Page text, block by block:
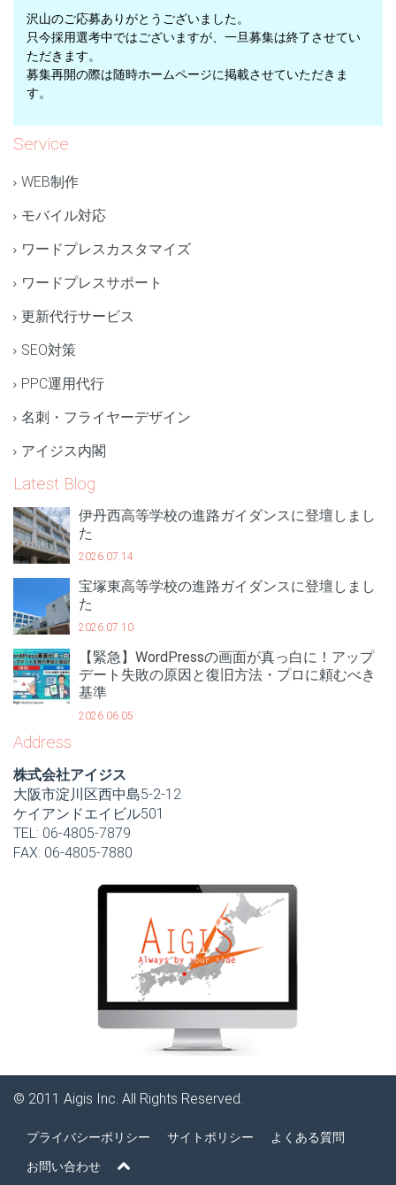
沢山のご応募ありがとうございました。
只今採用選考中ではございますが、一旦募集は終了させてい
ただきます。
募集再開の際は随時ホームページに掲載させていただきま
す。
Service
WEB制作
モバイル対応
ワードプレスカスタマイズ
ワードプレスサポート
更新代行サービス
SEO対策
PPC運用代行
名刺・フライヤーデザイン
アイジス内閣
Latest Blog
伊丹西高等学校の進路ガイダンスに登壇しまし
た
2026.07.14
宝塚東高等学校の進路ガイダンスに登壇しまし
た
2026.07.10
【緊急】WordPressの画面が真っ白に！アップ
デート失敗の原因と復旧方法・プロに頼むべき
基準
2026.06.05
Address
株式会社アイジス
大阪市淀川区西中島5-2-12
ケイアンドエイビル501
TEL: 06-4805-7879
FAX: 06-4805-7880
© 2011 Aigis Inc. All Rights Reserved.
プライバシーポリシー サイトポリシー よくある質問
お問い合わせ